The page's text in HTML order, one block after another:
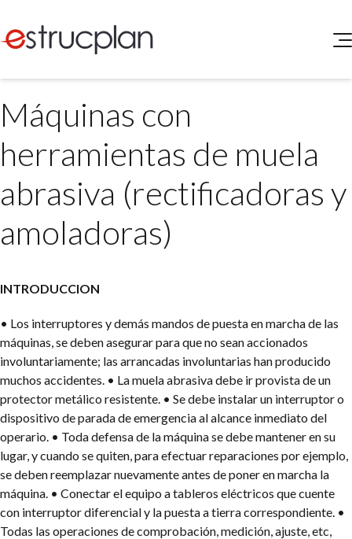
SERVICIOS
Higiene y Seguridad
Medio Ambiente
Legislación
NOVEDADES
INGRESAR
Portal de Clientes
Buscador de Legislación
Matriz Premium
Máquinas con
herramientas de muela
abrasiva (rectificadoras y
amoladoras)
INTRODUCCION
• Los interruptores y demás mandos de puesta en marcha de las
máquinas, se deben asegurar para que no sean accionados
involuntariamente; las arrancadas involuntarias han producido
muchos accidentes. • La muela abrasiva debe ir provista de un
protector metálico resistente. • Se debe instalar un interruptor o
dispositivo de parada de emergencia al alcance inmediato del
operario. • Toda defensa de la máquina se debe mantener en su
lugar, y cuando se quiten, para efectuar reparaciones por ejemplo,
se deben reemplazar nuevamente antes de poner en marcha la
máquina. • Conectar el equipo a tableros eléctricos que cuente
con interruptor diferencial y la puesta a tierra correspondiente. •
Todas las operaciones de comprobación, medición, ajuste, etc,